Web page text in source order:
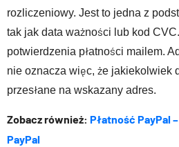
rozliczeniowy. Jest to jedna z
tak jak data ważności lub kod
potwierdzenia płatności mailem.
nie oznacza więc, że jakiekolwiek
przesłane na wskazany adres.
Zobacz również: Płatność PayPal
PayPal